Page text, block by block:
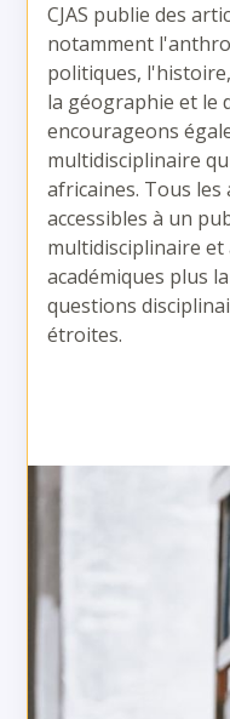
CJAS publie des
notamment
politiques,
la géographie et le
encourageons
multidisciplinaire
africaines. Tous
accessibles à un
multidisciplinaire
académiques plus
questions
étroites.